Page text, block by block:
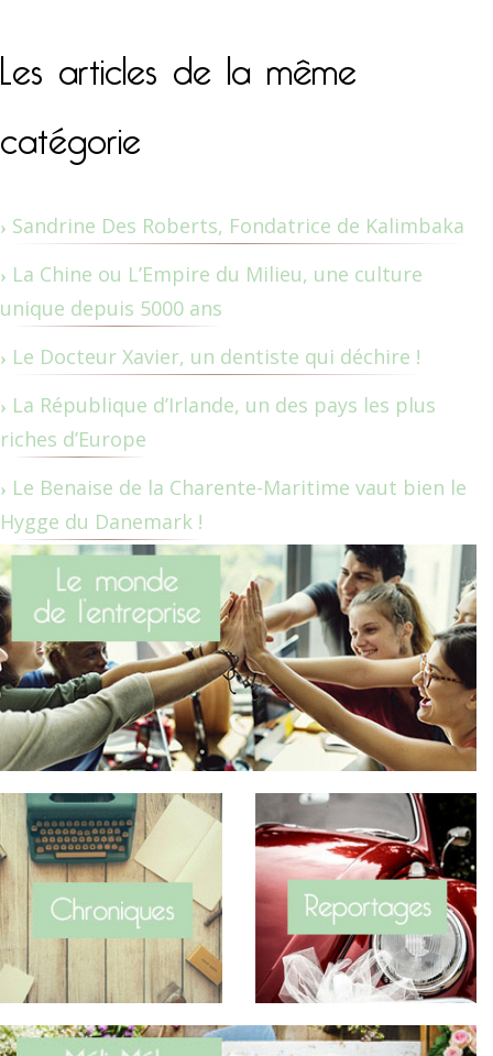
Les articles de la même
catégorie
Sandrine Des Roberts, Fondatrice de Kalimbaka
La Chine ou L’Empire du Milieu, une culture
unique depuis 5000 ans
Le Docteur Xavier, un dentiste qui déchire !
La République d’Irlande, un des pays les plus
riches d’Europe
Le Benaise de la Charente-Maritime vaut bien le
Hygge du Danemark !